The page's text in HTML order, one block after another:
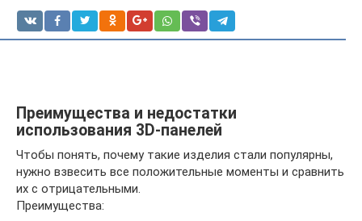
Преимущества и недостатки
использования 3D-панелей
Чтобы понять, почему такие изделия стали популярны,
нужно взвесить все положительные моменты и сравнить
их с отрицательными.
Преимущества: